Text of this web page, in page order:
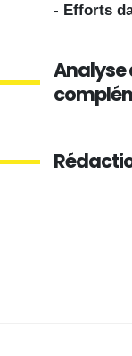
- Efforts
Analyse